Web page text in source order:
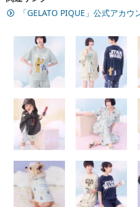
「GELATO PIQUE」公式アカウ